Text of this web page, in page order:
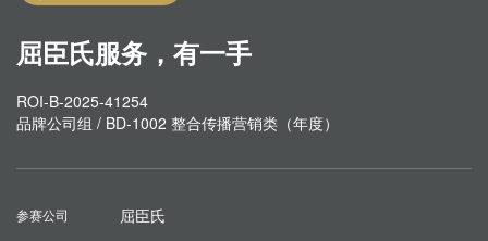
屈臣氏服务，有一手
ROI-B-2025-41254
品牌公司组 / BD-1002 整合传播营销类（年度）
参赛公司 屈臣氏